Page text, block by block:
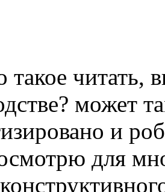
читать,
может
и
для